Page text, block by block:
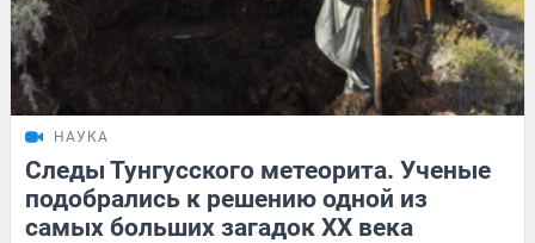
НАУКА
Следы Тунгусского метеорита. Ученые
подобрались к решению одной из
самых больших загадок XX века